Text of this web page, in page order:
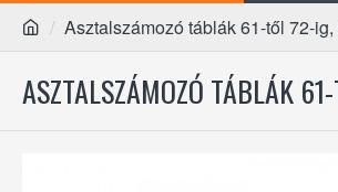
Asztalszámozó táblák 61-től 72-
ASZTALSZÁMOZÓ TÁBLÁK